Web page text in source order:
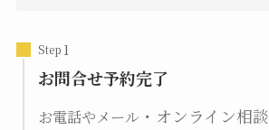
Step
お問合せ予約完了
お電話やメール・オンライン相談